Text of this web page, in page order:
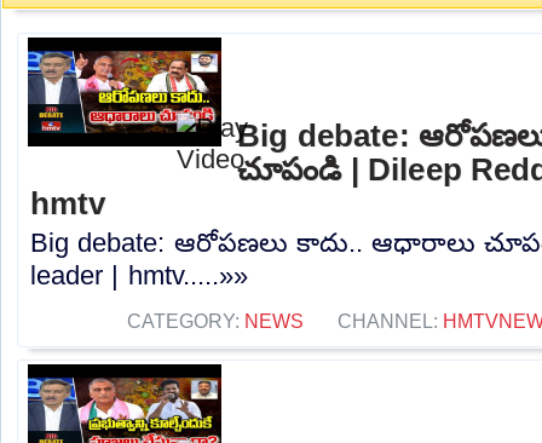
Big debate:
చూపండి | Dileep
hmtv
Big debate: ఆరోపణలు కాదు.. ఆధారాలు
leader | hmtv.....»»
CATEGORY: NEWS CHANNEL: